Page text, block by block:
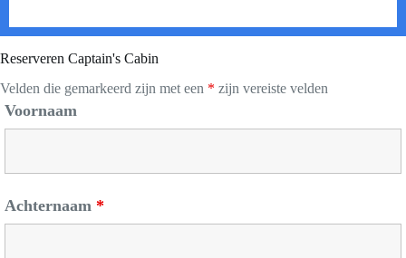
Reserveren Captain's Cabin
Velden die gemarkeerd zijn met een * zijn vereiste velden
Voornaam
Achternaam *